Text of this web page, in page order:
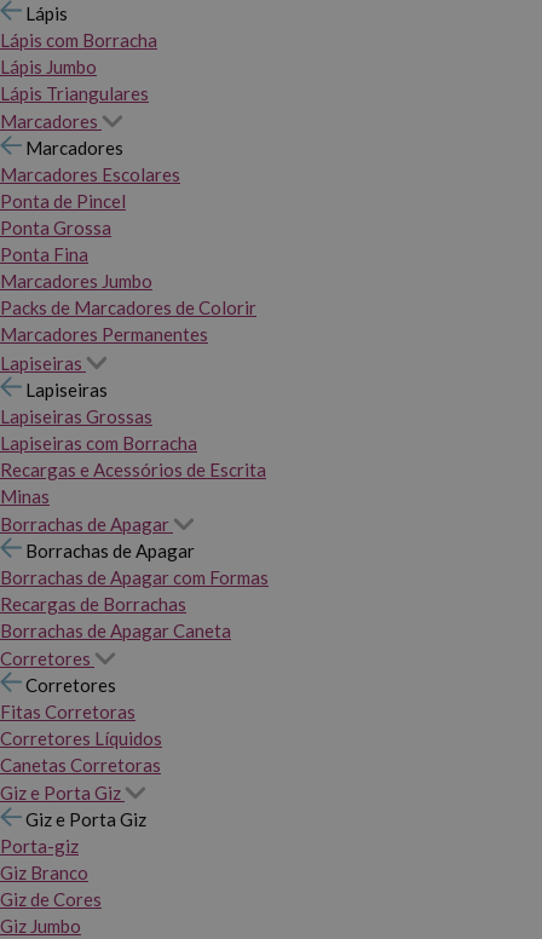
Lápis
Lápis com Borracha
Lápis Jumbo
Lápis Triangulares
Marcadores
Marcadores
Marcadores Escolares
Ponta de Pincel
Ponta Grossa
Ponta Fina
Marcadores Jumbo
Packs de Marcadores de Colorir
Marcadores Permanentes
Lapiseiras
Lapiseiras
Lapiseiras Grossas
Lapiseiras com Borracha
Recargas e Acessórios de Escrita
Minas
Borrachas de Apagar
Borrachas de Apagar
Borrachas de Apagar com Formas
Recargas de Borrachas
Borrachas de Apagar Caneta
Corretores
Corretores
Fitas Corretoras
Corretores Líquidos
Canetas Corretoras
Giz e Porta Giz
Giz e Porta Giz
Porta-giz
Giz Branco
Giz de Cores
Giz Jumbo